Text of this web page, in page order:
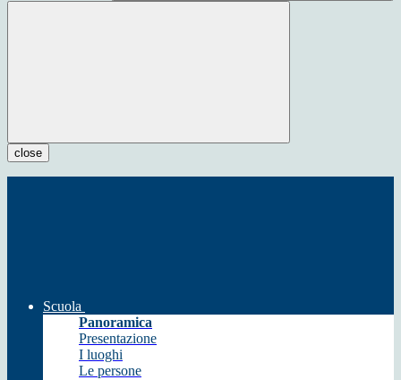
close
Scuola
Panoramica
Presentazione
I luoghi
Le persone